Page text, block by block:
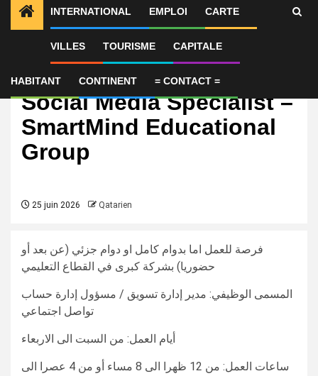
INTERNATIONAL EMPLOI CARTE
VILLES TOURISME CAPITALE
HABITANT CONTINENT = CONTACT =
Marketing Manager/
Social Media Specialist –
SmartMind Educational
Group
25 juin 2026 Qatarien
فرصة للعمل اما بدوام كامل او دوام جزئي (عن بعد أو
حضوريا) بشركة كبرى في القطاع التعليمي
المسمى الوظيفي: مدير إدارة تسويق / مسؤول إدارة حساب
أيام العمل: من السبت الى الاربعاء
ساعات العمل: من 12 ظهرا الى 8 مساء أو من 4 عصرا الى